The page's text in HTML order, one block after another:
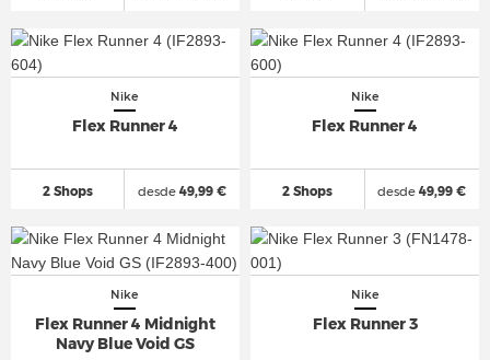
Nike
Flex Runner 4
2 Shops desde49,99 €
Nike
Flex Runner 4
2 Shops desde 49,99 €
Nike
Flex Runner 4 Midnight
Navy Blue Void GS
Nike
Flex Runner 3